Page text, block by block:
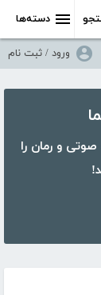
دسته‌ها
ورود / ثبت نام
۵۰،۰۰۰ کتاب، کتاب صوتی و رمان را